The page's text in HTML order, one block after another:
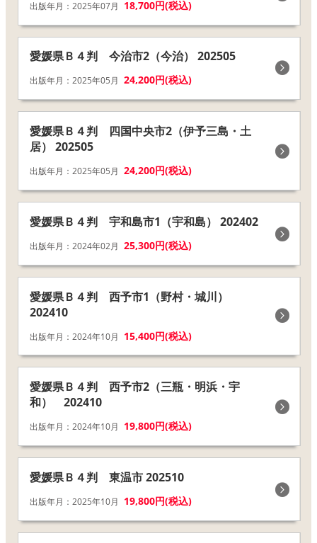
出版年月：2025年07月 18,700円(税込)
愛媛県Ｂ４判 今治市2（今治） 202505
出版年月：2025年05月 24,200円(税込)
愛媛県Ｂ４判 四国中央市2（伊予三島・土
居） 202505
出版年月：2025年05月 24,200円(税込)
愛媛県Ｂ４判 宇和島市1（宇和島） 202402
出版年月：2024年02月 25,300円(税込)
愛媛県Ｂ４判 西予市1（野村・城川）
202410
出版年月：2024年10月 15,400円(税込)
愛媛県Ｂ４判 西予市2（三瓶・明浜・宇
和） 202410
出版年月：2024年10月 19,800円(税込)
愛媛県Ｂ４判 東温市 202510
出版年月：2025年10月 19,800円(税込)